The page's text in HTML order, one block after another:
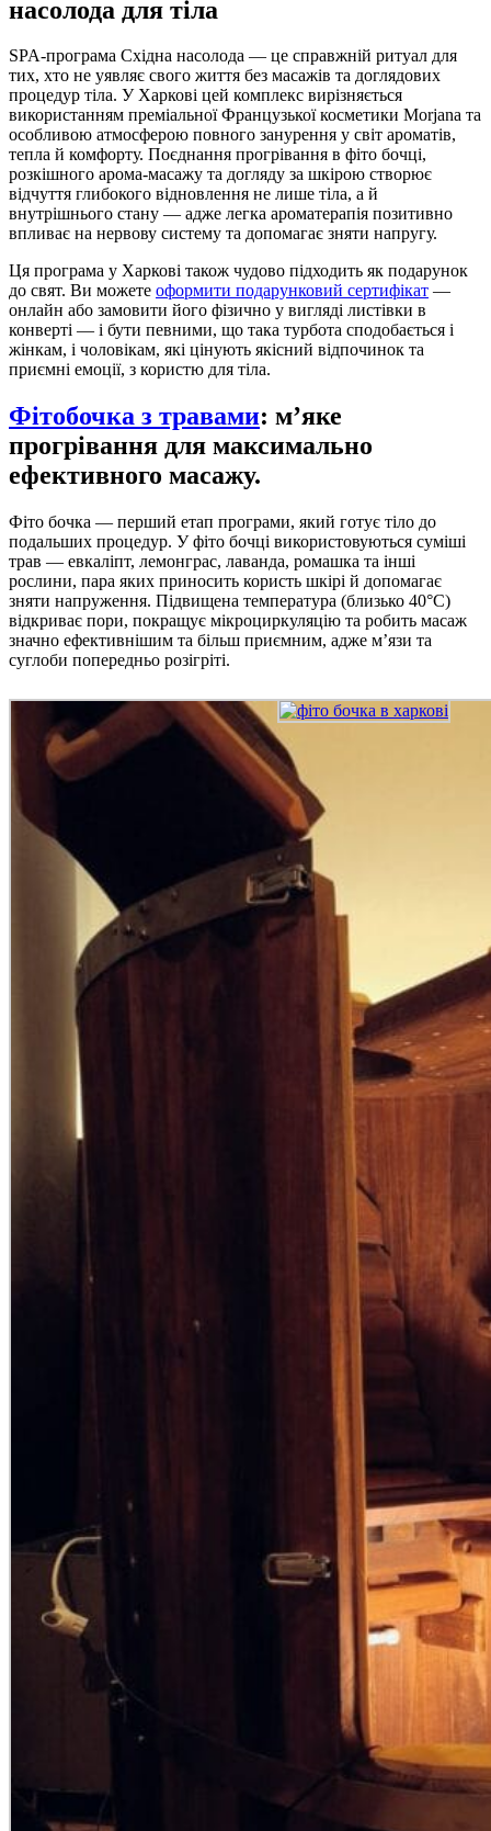
насолода для тіла
SPA-програма Східна насолода — це справжній ритуал для
тих, хто не уявляє свого життя без масажів та доглядових
процедур тіла. У Харкові цей комплекс вирізняється
використанням преміальної Французької косметики Morjana та
особливою атмосферою повного занурення у світ ароматів,
тепла й комфорту. Поєднання прогрівання в фіто бочці,
розкішного арома-масажу та догляду за шкірою створює
відчуття глибокого відновлення не лише тіла, а й
внутрішнього стану — адже легка ароматерапія позитивно
впливає на нервову систему та допомагає зняти напругу.
Ця програма у Харкові також чудово підходить як подарунок
до свят. Ви можете оформити подарунковий сертифікат —
онлайн або замовити його фізично у вигляді листівки в
конверті — і бути певними, що така турбота сподобається і
жінкам, і чоловікам, які цінують якісний відпочинок та
приємні емоції, з користю для тіла.
Фітобочка з травами: м’яке
прогрівання для максимально
ефективного масажу.
Фіто бочка — перший етап програми, який готує тіло до
подальших процедур. У фіто бочці використовуються суміші
трав — евкаліпт, лемонграс, лаванда, ромашка та інші
рослини, пара яких приносить користь шкірі й допомагає
зняти напруження. Підвищена температура (близько 40°С)
відкриває пори, покращує мікроциркуляцію та робить масаж
значно ефективнішим та більш приємним, адже м’язи та
суглоби попередньо розігріті.